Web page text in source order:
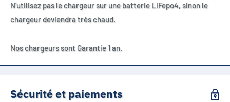
N'utilisez pas le chargeur sur une batterie LiFepo4, sinon le
chargeur deviendra très chaud.
Nos chargeurs sont Garantie 1 an.
Sécurité et paiements